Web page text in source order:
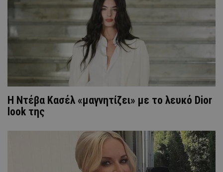
Η Ντέβα Κασέλ «μαγνητίζει» με το λευκό Dior
look της